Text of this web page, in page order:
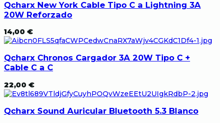
Qcharx New York Cable Tipo C a Lightning 3A
20W Reforzado
14,00 €
Qcharx Chronos Cargador 3A 20W Tipo C +
Cable C a C
22,00 €
Qcharx Sound Auricular Bluetooth 5.3 Blanco